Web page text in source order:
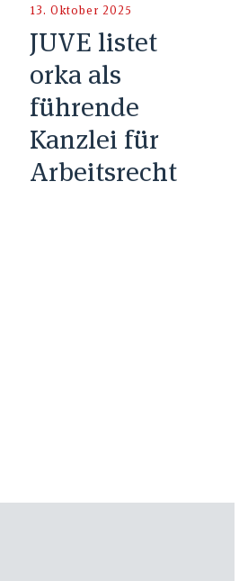
13. Oktober 2025
JUVE listet
orka als
führende
Kanzlei für
Arbeitsrecht